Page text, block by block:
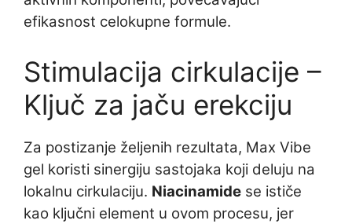
efikasnost celokupne formule.
Stimulacija cirkulacije –
Ključ za jaču erekciju
Za postizanje željenih rezultata, Max Vibe
gel koristi sinergiju sastojaka koji deluju na
lokalnu cirkulaciju. Niacinamide se ističe
kao ključni element u ovom procesu, jer